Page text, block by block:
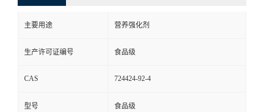
主要用途 营养强化剂
生产许可证编号 食品级
CAS 724424-92-4
型号 食品级